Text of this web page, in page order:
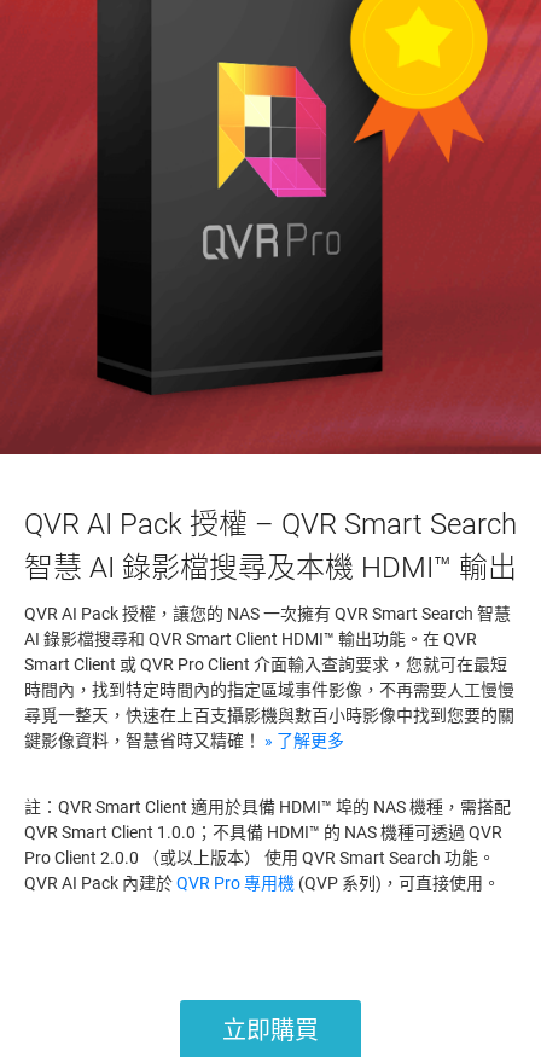
QVR AI Pack 授權 – QVR Smart Search
智慧 AI 錄影檔搜尋及本機 HDMI™ 輸出
QVR AI Pack 授權，讓您的 NAS 一次擁有 QVR Smart Search 智慧
AI 錄影檔搜尋和 QVR Smart Client HDMI™ 輸出功能。在 QVR
Smart Client 或 QVR Pro Client 介面輸入查詢要求，您就可在最短
時間內，找到特定時間內的指定區域事件影像，不再需要人工慢慢
尋覓一整天，快速在上百支攝影機與數百小時影像中找到您要的關
鍵影像資料，智慧省時又精確！ » 了解更多
註：QVR Smart Client 適用於具備 HDMI™ 埠的 NAS 機種，需搭配
QVR Smart Client 1.0.0；不具備 HDMI™ 的 NAS 機種可透過 QVR
Pro Client 2.0.0 （或以上版本） 使用 QVR Smart Search 功能。
QVR AI Pack 內建於QVR Pro 專用機 (QVP 系列)，可直接使用。
立即購買